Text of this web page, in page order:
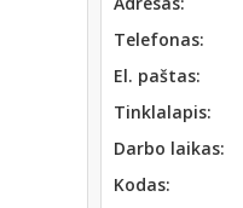
Telefonas:
El. paštas:
Tinklalapis:
Darbo laikas:
Kodas: